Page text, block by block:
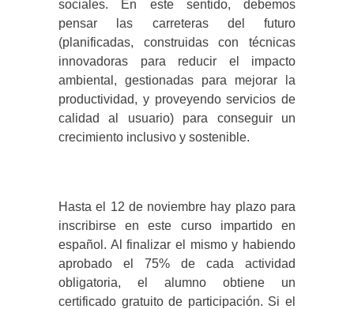
sociales. En este sentido, debemos
pensar las carreteras del futuro
(planificadas, construidas con técnicas
innovadoras para reducir el impacto
ambiental, gestionadas para mejorar la
productividad, y proveyendo servicios de
calidad al usuario) para conseguir un
crecimiento inclusivo y sostenible.
Hasta el 12 de noviembre hay plazo para
inscribirse en este curso impartido en
español. Al finalizar el mismo y habiendo
aprobado el 75% de cada actividad
obligatoria, el alumno obtiene un
certificado gratuito de participación. Si el